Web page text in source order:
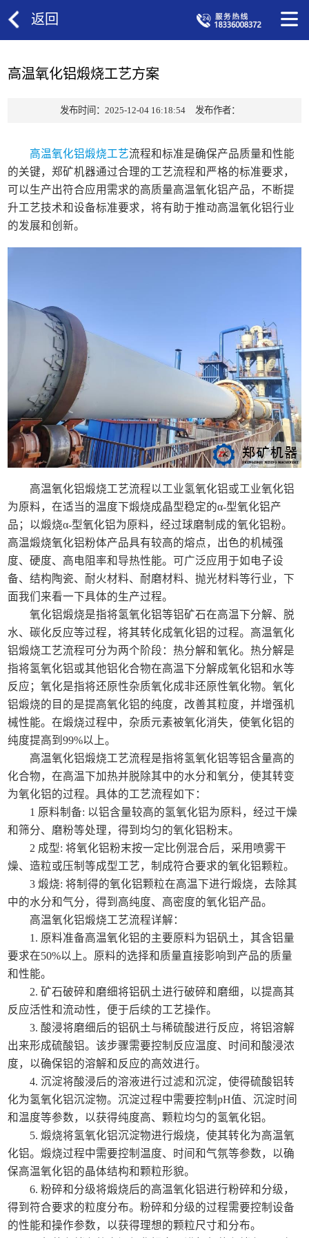
返回
高温氧化铝煅烧工艺方案
发布时间：2025-12-04 16:18:54 发布作者：
高温氧化铝煅烧工艺流程和标准是确保产品质量和性能
的关键，郑矿机器通过合理的工艺流程和严格的标准要求，
可以生产出符合应用需求的高质量高温氧化铝产品，不断提
升工艺技术和设备标准要求，将有助于推动高温氧化铝行业
的发展和创新。
高温氧化铝煅烧工艺流程以工业氢氧化铝或工业氧化铝
为原料，在适当的温度下煅烧成晶型稳定的α-型氧化铝产
品；以煅烧α-型氧化铝为原料，经过球磨制成的氧化铝粉。
高温煅烧氧化铝粉体产品具有较高的熔点，出色的机械强
度、硬度、高电阻率和导热性能。可广泛应用于如电子设
备、结构陶瓷、耐火材料、耐磨材料、抛光材料等行业，下
面我们来看一下具体的生产过程。
氧化铝煅烧是指将氢氧化铝等铝矿石在高温下分解、脱
水、碳化反应等过程，将其转化成氧化铝的过程。高温氧化
铝煅烧工艺流程可分为两个阶段：热分解和氧化。热分解是
指将氢氧化铝或其他铝化合物在高温下分解成氧化铝和水等
反应；氧化是指将还原性杂质氧化成非还原性氧化物。氧化
铝煅烧的目的是提高氧化铝的纯度，改善其粒度，并增强机
械性能。在煅烧过程中，杂质元素被氧化消失，使氧化铝的
纯度提高到99%以上。
高温氧化铝煅烧工艺流程是指将氢氧化铝等铝含量高的
化合物，在高温下加热并脱除其中的水分和氧分，使其转变
为氧化铝的过程。具体的工艺流程如下：
1 原料制备: 以铝含量较高的氢氧化铝为原料，经过干燥
和筛分、磨粉等处理，得到均匀的氧化铝粉末。
2 成型: 将氧化铝粉末按一定比例混合后，采用喷雾干
燥、造粒或压制等成型工艺，制成符合要求的氧化铝颗粒。
3 煅烧: 将制得的氧化铝颗粒在高温下进行煅烧，去除其
中的水分和气分，得到高纯度、高密度的氧化铝产品。
高温氧化铝煅烧工艺流程详解：
1. 原料准备高温氧化铝的主要原料为铝矾土，其含铝量
要求在50%以上。原料的选择和质量直接影响到产品的质量
和性能。
2. 矿石破碎和磨细将铝矾土进行破碎和磨细，以提高其
反应活性和流动性，便于后续的工艺操作。
3. 酸浸将磨细后的铝矾土与稀硫酸进行反应，将铝溶解
出来形成硫酸铝。该步骤需要控制反应温度、时间和酸浸浓
度，以确保铝的溶解和反应的高效进行。
4. 沉淀将酸浸后的溶液进行过滤和沉淀，使得硫酸铝转
化为氢氧化铝沉淀物。沉淀过程中需要控制pH值、沉淀时间
和温度等参数，以获得纯度高、颗粒均匀的氢氧化铝。
5. 煅烧将氢氧化铝沉淀物进行煅烧，使其转化为高温氧
化铝。煅烧过程中需要控制温度、时间和气氛等参数，以确
保高温氧化铝的晶体结构和颗粒形貌。
6. 粉碎和分级将煅烧后的高温氧化铝进行粉碎和分级，
得到符合要求的粒度分布。粉碎和分级的过程需要控制设备
的性能和操作参数，以获得理想的颗粒尺寸和分布。